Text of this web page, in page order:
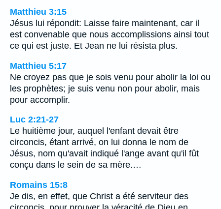
Matthieu 3:15
Jésus lui répondit: Laisse faire maintenant, car il
est convenable que nous accomplissions ainsi tout
ce qui est juste. Et Jean ne lui résista plus.
Matthieu 5:17
Ne croyez pas que je sois venu pour abolir la loi ou
les prophètes; je suis venu non pour abolir, mais
pour accomplir.
Luc 2:21-27
Le huitième jour, auquel l'enfant devait être
circoncis, étant arrivé, on lui donna le nom de
Jésus, nom qu'avait indiqué l'ange avant qu'il fût
conçu dans le sein de sa mère.…
Romains 15:8
Je dis, en effet, que Christ a été serviteur des